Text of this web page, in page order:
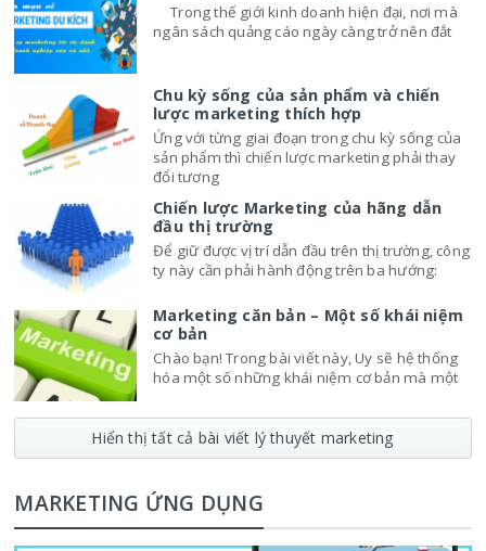
Trong thế giới kinh doanh hiện đại, nơi mà
ngân sách quảng cáo ngày càng trở nên đắt
Chu kỳ sống của sản phẩm và chiến
lược marketing thích hợp
Ứng với từng giai đoạn trong chu kỳ sống của
sản phẩm thì chiến lược marketing phải thay
đổi tương
Chiến lược Marketing của hãng dẫn
đầu thị trường
Để giữ được vị trí dẫn đầu trên thị trường, công
ty này cần phải hành động trên ba hướng:
Marketing căn bản – Một số khái niệm
cơ bản
Chào bạn! Trong bài viết này, Uy sẽ hệ thống
hóa một số những khái niệm cơ bản mà một
Hiển thị tất cả bài viết lý thuyết marketing
MARKETING ỨNG DỤNG